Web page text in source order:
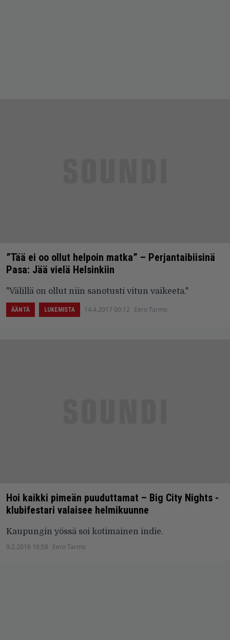
”Tää ei oo ollut helpoin matka” – Perjantaibiisinä
Pasa: Jää vielä Helsinkiin
"Välillä on ollut niin sanotusti vitun vaikeeta."
ÄÄNTÄ LUKEMISTA 14.4.2017 00:12 Eero Tarmo
Hoi kaikki pimeän puuduttamat – Big City Nights -
klubifestari valaisee helmikuunne
Kaupungin yössä soi kotimainen indie.
9.2.2016 16:58 Eero Tarmo